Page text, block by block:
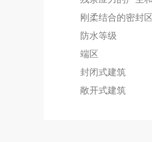
刚柔结合的密封区
防水等级
端区
封闭式建筑
敞开式建筑